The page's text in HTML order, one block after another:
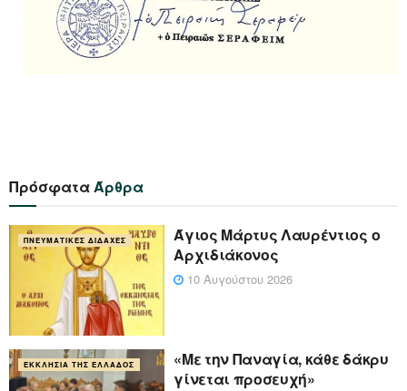
ΠρόσφαταΆρθρα
ΠΝΕΥΜΑΤΙΚΈΣ ΔΙΔΑΧΈΣ
Άγιος Μάρτυς Λαυρέντιος ο
Αρχιδιάκονος
10 Αυγούστου 2026
ΕΚΚΛΗΣΊΑ ΤΗΣ ΕΛΛΆΔΟΣ
«Με την Παναγία, κάθε δάκρυ
γίνεται προσευχή»